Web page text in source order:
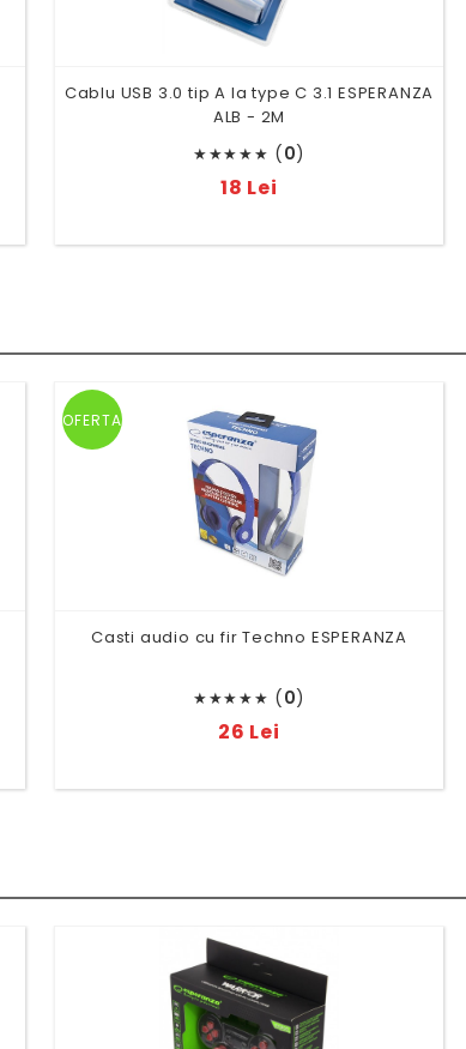
Cablu USB 3.0 tip A la type C 3.1 ESPERANZA
ALB - 2M
★★★★★ (0)
18 Lei
OFERTA
Casti audio cu fir Techno ESPERANZA
★★★★★ (0)
26 Lei